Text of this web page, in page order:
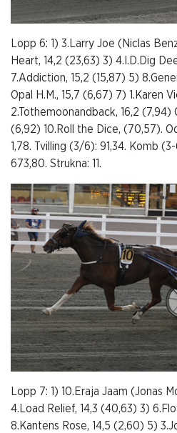
Lopp 6: 1) 3.Larry Joe (Niclas
Heart, 14,2 (23,63) 3) 4.I.D.Dig
7.Addiction, 15,2 (15,87) 5)
Opal H.M., 15,7 (6,67) 7) 1.Karen
2.Tothemoonandback, 16,2 (7,94)
(6,92) 10.Roll the Dice, (70,57).
1,78. Tvilling (3/6): 91,34. Komb
673,80. Strukna: 11.
Lopp 7: 1) 10.Eraja Jaam (Jonas
4.Load Relief, 14,3 (40,63) 3)
8.Kantens Rose, 14,5 (2,60) 5)